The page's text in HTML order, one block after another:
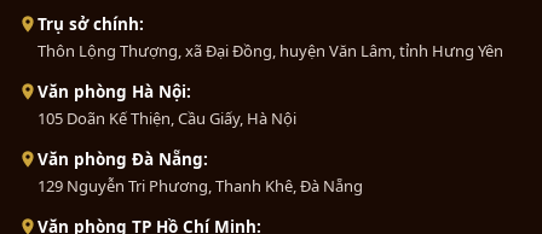
Trụ sở chính:
Thôn Lộng Thượng, xã Đại Đồng, huyện Văn Lâm, tỉnh Hưng Yên
Văn phòng Hà Nội:
105 Doãn Kế Thiện, Cầu Giấy, Hà Nội
Văn phòng Đà Nẵng:
129 Nguyễn Tri Phương, Thanh Khê, Đà Nẵng
Văn phòng TP Hồ Chí Minh: